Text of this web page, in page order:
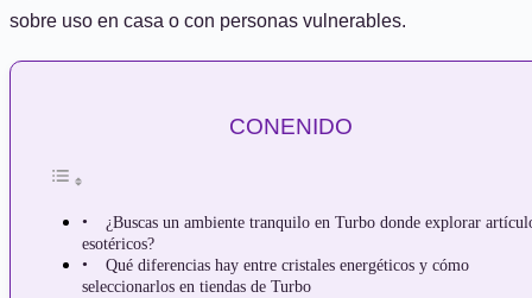
sobre uso en casa o con personas vulnerables.
CONENIDO
¿Buscas un ambiente tranquilo en Turbo donde explorar
esotéricos?
Qué diferencias hay entre cristales energéticos y cómo
seleccionarlos en tiendas de Turbo